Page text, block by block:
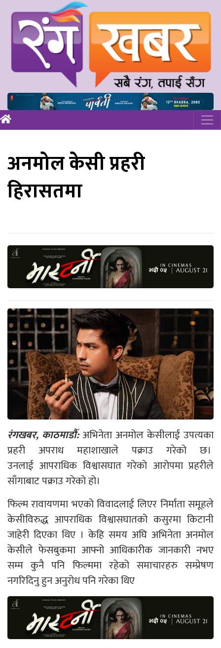
अनमोल केसी प्रहरी
हिरासतमा
रंगखबर, काठमाडौँ: अभिनेता अनमोल केसीलाई उपत्यका
प्रहरी अपराध महाशाखाले पक्राउ गरेको छ।
उनलाई आपराधिक विश्वासघात गरेको आरोपमा प्रहरीले
साँगाबाट पक्राउ गरेको हो।
फिल्म रावायणमा भएको विवादलाई लिएर निर्माता समूहले
केसीविरुद्ध आपराधिक विश्वासघातको कसुरमा किटानी
जाहेरी दिएका थिए । केहि समय अघि अभिनेता अनमोल
केसीले फेसबुकमा आफ्नो आधिकारीक जानकारी नभए
सम्म कुनै पनि फिल्ममा रहेको समाचारहरु सम्प्रेषण
नगरिदिनु हुन अनुरोध पनि गरेका थिए